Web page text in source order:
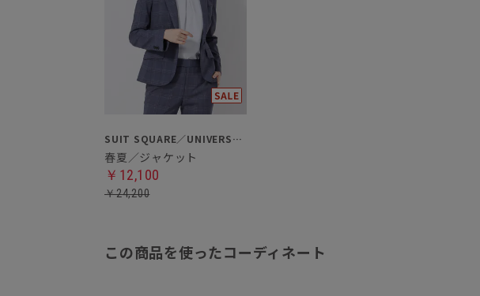
SUIT SQUARE／UNIVERSAL LANGUAGE／WHITE
春夏／ジャケット
￥12,100
￥24,200
この商品を使ったコーディネート